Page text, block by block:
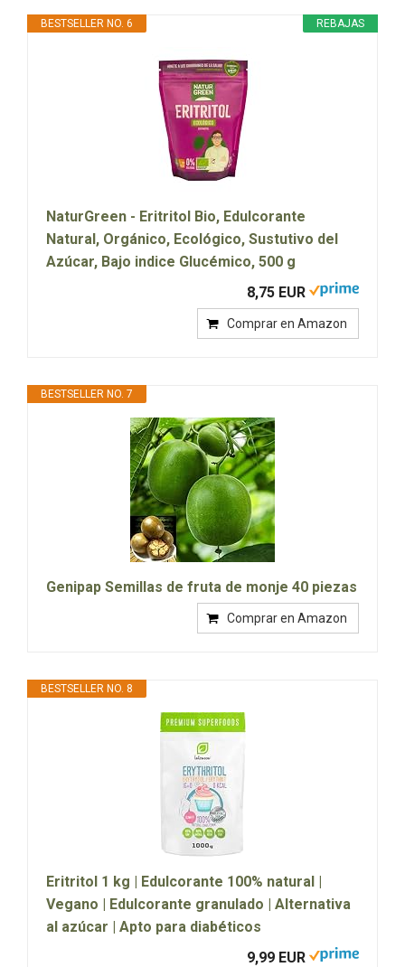
REBAJAS
BESTSELLER NO. 6
NaturGreen - Eritritol Bio, Edulcorante
Natural, Orgánico, Ecológico, Sustutivo del
Azúcar, Bajo indice Glucémico, 500 g
8,75 EUR
Comprar en Amazon
BESTSELLER NO. 7
Genipap Semillas de fruta de monje 40 piezas
Comprar en Amazon
BESTSELLER NO. 8
Eritritol 1 kg | Edulcorante 100% natural |
Vegano | Edulcorante granulado | Alternativa
al azúcar | Apto para diabéticos
9,99 EUR